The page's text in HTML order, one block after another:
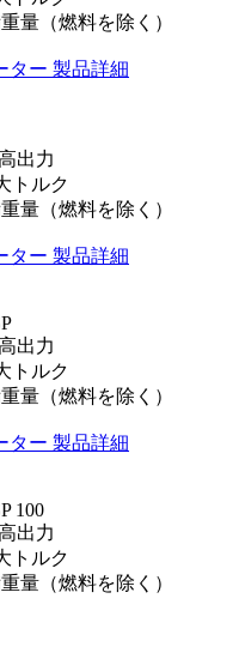
量（燃料を除く）
ター 製品詳細
出力
トルク
量（燃料を除く）
ター 製品詳細
出力
トルク
量（燃料を除く）
ター 製品詳細
100
出力
トルク
量（燃料を除く）